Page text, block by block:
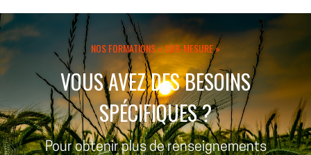
NOS FORMATIONS « SUR-MESURE »
VOUS AVEZ DES BESOINS
SPÉCIFIQUES ?
Pour obtenir plus de renseignements